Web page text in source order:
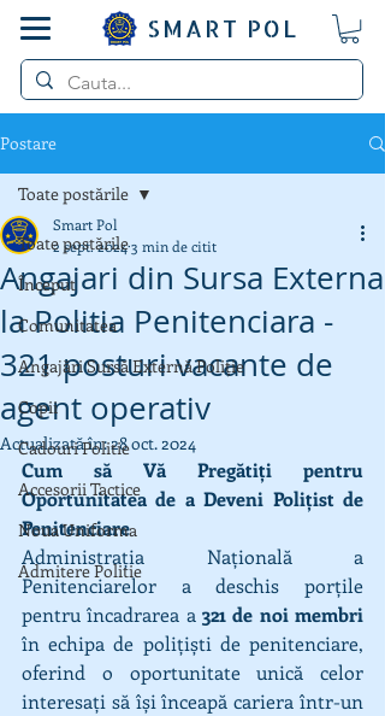
SMART POL
Postare
Toate postările
Început
Comunitatea
Angajări Sursă Externă Poliție
Copii
Cadouri Politie
Accesorii Tactice
Noua Uniforma
Admitere Politie
Toate postările
Angajari din Sursa Externa
la Politia Penitenciara -
321 posturi vacante de
agent operativ
Smart Pol
2 sept. 20243 min de citit
Actualizată în:28 oct. 2024
Cum să Vă Pregătiți pentru
Oportunitatea de a Deveni Polițist de
Penitenciare
Administraţia Naţională a
Penitenciarelor a deschis porțile
pentru încadrarea a 321 de noi membri
în echipa de polițiști de penitenciare,
oferind o oportunitate unică celor
interesați să își înceapă cariera într-un